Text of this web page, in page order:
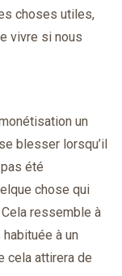
choses utiles,
vivre si nous
un
blesser lorsqu’il
pas été
chose qui
ressemble à
à un
cela attirera de